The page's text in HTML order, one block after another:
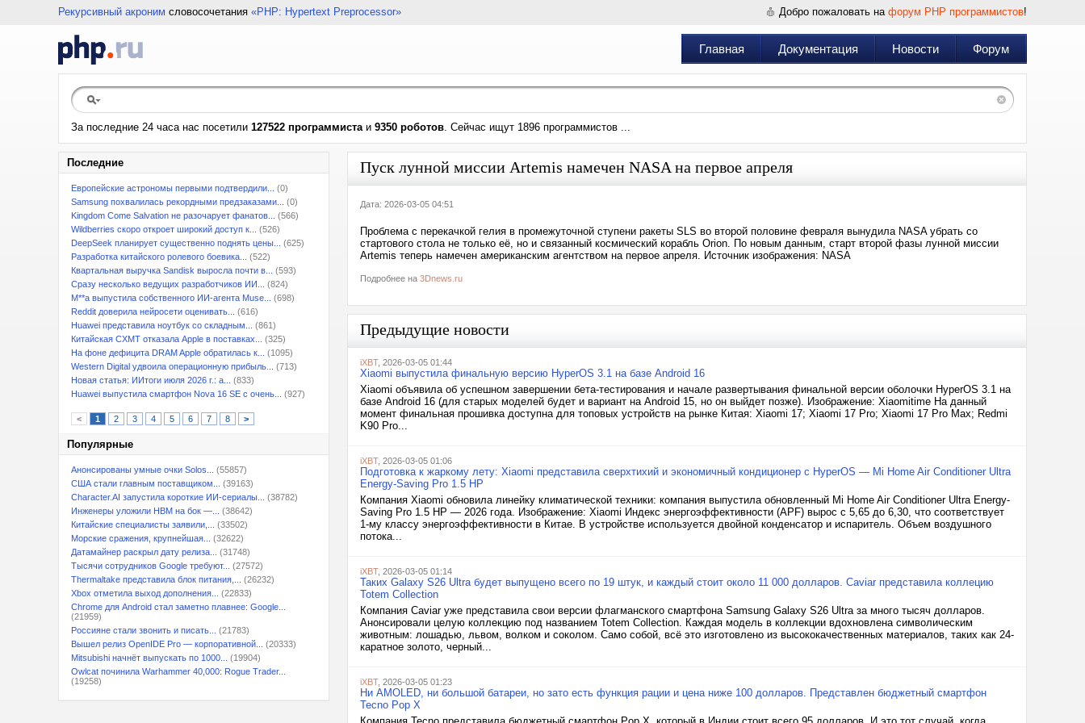
Рекурсивный акроним словосочетания «PHP: Hypertext Preprocessor» Добро пожаловать на форум PHP программистов!
Главная Документация Новости Форум
За последние 24 часа нас посетили 127522 программистаи 9350 роботов. Сейчас ищут 1896 программистов ...
Последние
Европейские астрономы первыми подтвердили...
(0)
Samsung похвалилась рекордными предзаказами...
(0)
Kingdom Come Salvation не разочарует фанатов...
(566)
Wildberries скоро откроет широкий доступ к...
(526)
DeepSeek планирует существенно поднять цены...
(625)
Разработка китайского ролевого боевика...
(522)
Квартальная выручка Sandisk выросла почти в...
(593)
Сразу несколько ведущих разработчиков ИИ...
(824)
M**a выпустила собственного ИИ-агента Muse...
(698)
Reddit доверила нейросети оценивать...
(616)
Huawei представила ноутбук со складным...
(861)
Китайская CXMT отказала Apple в поставках...
(325)
На фоне дефицита DRAM Apple обратилась к...
(1095)
Western Digital удвоила операционную прибыль...
(713)
Новая статья: ИИтоги июля 2026 г.: а...
(833)
Huawei выпустила смартфон Nova 16 SE с очень...
(927)
< 1 2 3 4 5 6 7 8 >
Популярные
Анонсированы умные очки Solos...
(55857)
США стали главным поставщиком...
(39163)
Character.AI запустила короткие ИИ-сериалы...
(38782)
Инженеры уложили HBM на бок —...
(38642)
Китайские специалисты заявили,...
(33502)
Морские сражения, крупнейшая...
(32622)
Датамайнер раскрыл дату релиза...
(31748)
Тысячи сотрудников Google требуют...
(27572)
Thermaltake представила блок питания,...
(26232)
Xbox отметила выход дополнения...
(22833)
Chrome для Android стал заметно плавнее: Google...
(21959)
Россияне стали звонить и писать...
(21783)
Вышел релиз OpenIDE Pro — корпоративной...
(20333)
Mitsubishi начнёт выпускать по 1000...
(19904)
Owlcat починила Warhammer 40,000: Rogue Trader...
(19258)
Пуск лунной миссии Artemis намечен NASA на первое апреля
Дата: 2026-03-05 04:51
Проблема с перекачкой гелия в промежуточной ступени ракеты SLS во второй половине февраля вынудила NASA убрать со
стартового стола не только её, но и связанный космический корабль Orion. По новым данным, старт второй фазы лунной миссии
Artemis теперь намечен американским агентством на первое апреля. Источник изображения: NASA
Подробнее на 3Dnews.ru
Предыдущие новости
iXBT, 2026-03-05 01:44
Xiaomi выпустила финальную версию HyperOS 3.1 на базе Android 16
Xiaomi объявила об успешном завершении бета-тестирования и начале развертывания финальной версии оболочки HyperOS 3.1 на
базе Android 16 (для старых моделей будет и вариант на Android 15, но он выйдет позже). Изображение: Xiaomitime На данный
момент финальная прошивка доступна для топовых устройств на рынке Китая: Xiaomi 17; Xiaomi 17 Pro; Xiaomi 17 Pro Max; Redmi
K90 Pro...
iXBT, 2026-03-05 01:06
Подготовка к жаркому лету: Xiaomi представила сверхтихий и экономичный кондиционер с HyperOS — Mi Home Air Conditioner Ultra
Energy-Saving Pro 1.5 HP
Компания Xiaomi обновила линейку климатической техники: компания выпустила обновленный Mi Home Air Conditioner Ultra Energy-
Saving Pro 1.5 HP — 2026 года. Изображение: Xiaomi Индекс энергоэффективности (APF) вырос с 5,65 до 6,30, что соответствует
1-му классу энергоэффективности в Китае. В устройстве используется двойной конденсатор и испаритель. Объем воздушного
потока...
iXBT, 2026-03-05 01:14
Таких Galaxy S26 Ultra будет выпущено всего по 19 штук, и каждый стоит около 11 000 долларов. Caviar представила коллецию
Totem Collection
Компания Caviar уже представила свои версии флагманского смартфона Samsung Galaxy S26 Ultra за много тысяч долларов.
Анонсировали целую коллекцию под названием Totem Collection. Каждая модель в коллекции вдохновлена символическим
животным: лошадью, львом, волком и соколом. Само собой, всё это изготовлено из высококачественных материалов, таких как 24-
каратное золото, черный...
iXBT, 2026-03-05 01:23
Ни AMOLED, ни большой батареи, но зато есть функция рации и цена ниже 100 долларов. Представлен бюджетный смартфон
Tecno Pop X